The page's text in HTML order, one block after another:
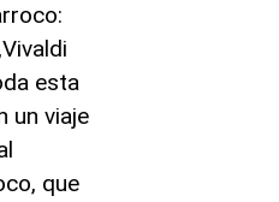
esta
un viaje
que